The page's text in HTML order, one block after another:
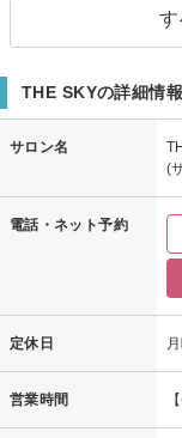
THE SKYの詳細情報
サロン名
(
電話・ネット予約
定休日
営業時間